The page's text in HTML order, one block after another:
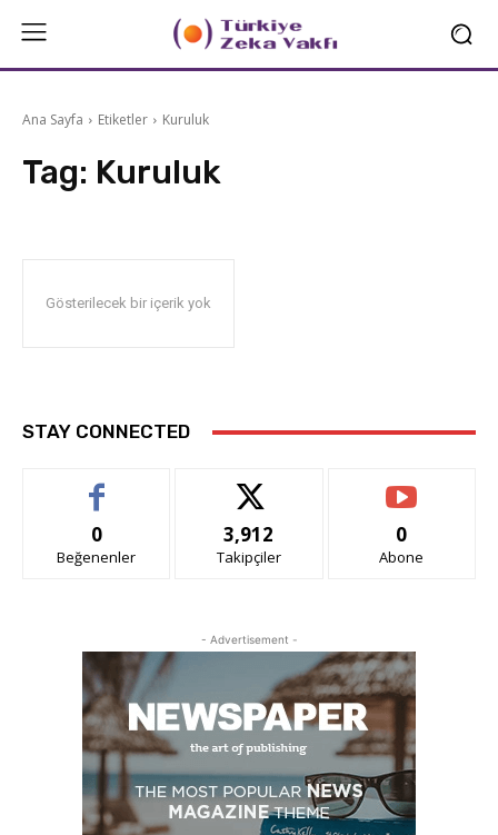
Ana Sayfa Etiketler Kuruluk
Tag: Kuruluk
Gösterilecek bir içerik yok
STAY CONNECTED
0
Beğenenler
3,912
Takipçiler
0
Abone
- Advertisement -